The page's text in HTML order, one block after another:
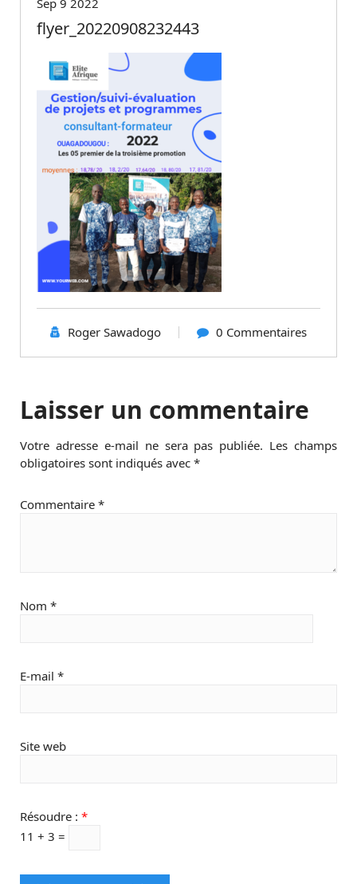
flyer_20220908232443
Roger Sawadogo 0 Commentaires
Laisser un commentaire
Votre adresse e-mail ne sera pas publiée. Les champs
obligatoires sont indiqués avec *
Commentaire *
Nom *
E-mail *
Site web
Résoudre : *
11 + 3 =